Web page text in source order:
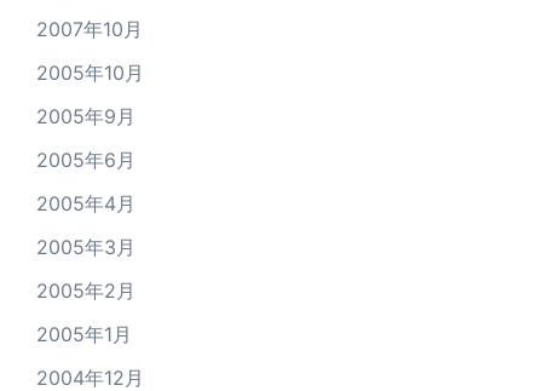
2007年10月
2005年10月
2005年9月
2005年6月
2005年4月
2005年3月
2005年2月
2005年1月
2004年12月